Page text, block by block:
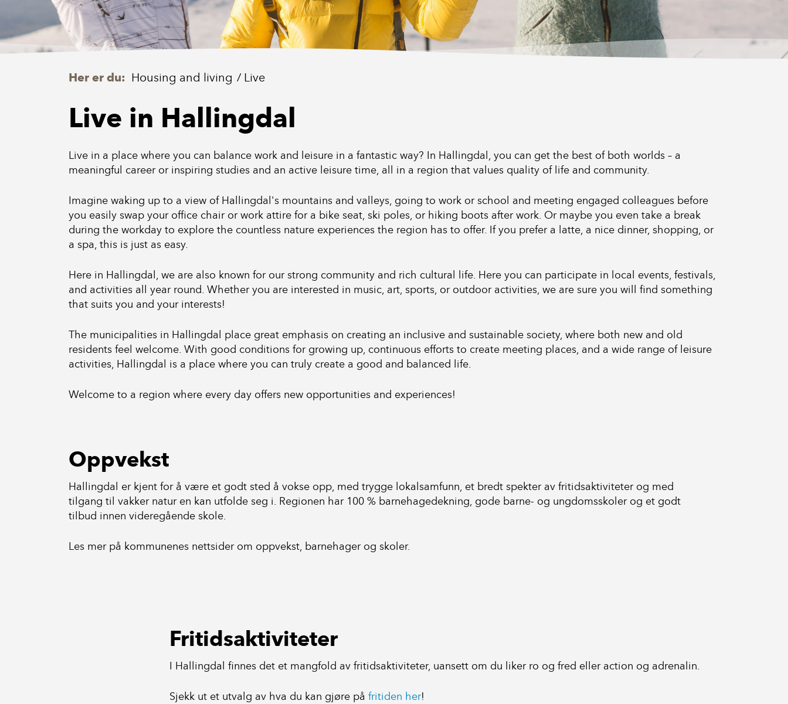
Her er du: Housing and living Live
Live in Hallingdal
Live in a place where you can balance work and leisure in a fantastic way? In Hallingdal, you can get the best of both worlds – a
meaningful career or inspiring studies and an active leisure time, all in a region that values quality of life and community.
Imagine waking up to a view of Hallingdal's mountains and valleys, going to work or school and meeting engaged colleagues before
you easily swap your office chair or work attire for a bike seat, ski poles, or hiking boots after work. Or maybe you even take a break
during the workday to explore the countless nature experiences the region has to offer. If you prefer a latte, a nice dinner, shopping, or
a spa, this is just as easy.
Here in Hallingdal, we are also known for our strong community and rich cultural life. Here you can participate in local events, festivals,
and activities all year round. Whether you are interested in music, art, sports, or outdoor activities, we are sure you will find something
that suits you and your interests!
The municipalities in Hallingdal place great emphasis on creating an inclusive and sustainable society, where both new and old
residents feel welcome. With good conditions for growing up, continuous efforts to create meeting places, and a wide range of leisure
activities, Hallingdal is a place where you can truly create a good and balanced life.
Welcome to a region where every day offers new opportunities and experiences!
Oppvekst
Hallingdal er kjent for å være et godt sted å vokse opp, med trygge lokalsamfunn, et bredt spekter av fritidsaktiviteter og med
tilgang til vakker natur en kan utfolde seg i. Regionen har 100 % barnehagedekning, gode barne- og ungdomsskoler og et godt
tilbud innen videregående skole.
Les mer på kommunenes nettsider om oppvekst, barnehager og skoler.
Fritidsaktiviteter
I Hallingdal finnes det et mangfold av fritidsaktiviteter, uansett om du liker ro og fred eller action og adrenalin.
Sjekk ut et utvalg av hva du kan gjøre på fritiden her!